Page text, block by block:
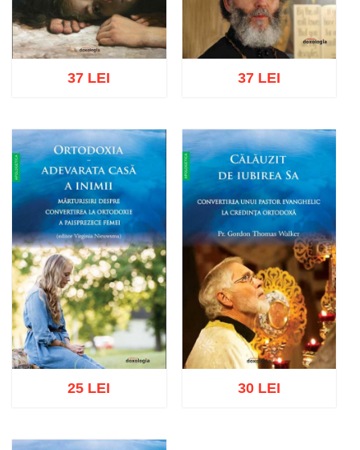
Adaugă în coș Wishlist
37 LEI
Adaugă în coș Wishlist
37 LEI
25 LEI 30 LEI